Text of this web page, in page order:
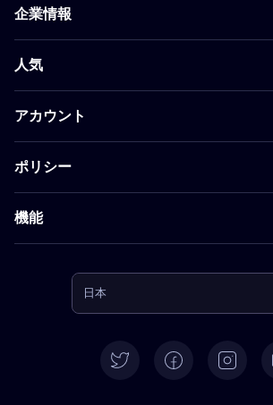
企業情報
人気
アカウント
ポリシー
機能
日本
Deutsch